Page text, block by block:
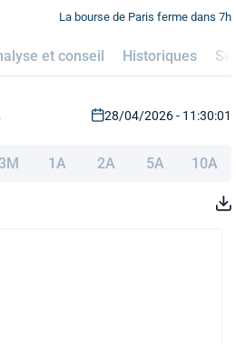
La bourse de Paris ferme dans 7h
et conseil Historiques
28/04/2026 - 11:30:01
1A 2A 5A 10A